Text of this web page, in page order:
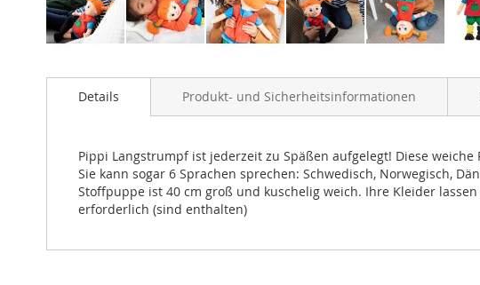
Anfang
Details
Pippi Langstrumpf ist jederzeit zu Späßen aufgelegt! Diese
Sie kann sogar 6 Sprachen sprechen: Schwedisch, Norwegisch,
Stoffpuppe ist 40 cm groß und kuschelig weich. Ihre Kleider
erforderlich (sind enthalten)
Produkt- und Sicherheitsinformationen